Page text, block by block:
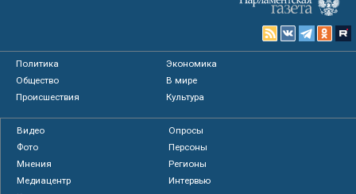
Политика
Экономика
Общество
В мире
Происшествия
Культура
Видео
Опросы
Фото
Персоны
Мнения
Регионы
Медиацентр
Интервью